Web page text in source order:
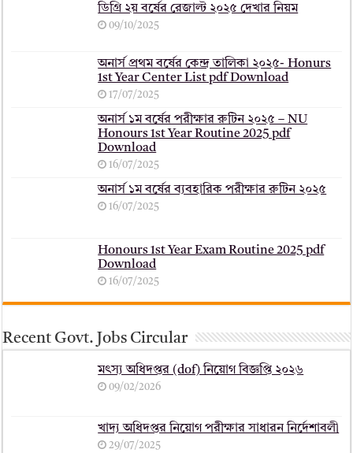
ডিগ্রি ২য় বর্ষের রেজাল্ট ২০২৫ দেখার নিয়ম
09/10/2025
অনার্স প্রথম বর্ষের কেন্দ্র তালিকা ২০২৫- Honurs
1st Year Center List pdf Download
17/07/2025
অনার্স ১ম বর্ষের পরীক্ষার রুটিন ২০২৫ – NU
Honours 1st Year Routine 2025 pdf
Download
16/07/2025
অনার্স ১ম বর্ষের ব্যবহারিক পরীক্ষার ‍রুটিন ২০২৫
16/07/2025
Honours 1st Year Exam Routine 2025 pdf
Download
16/07/2025
Recent Govt. Jobs Circular
মৎস্য অধিদপ্তর (dof) নিয়োগ বিজ্ঞপ্তি ২০২৬
09/02/2026
খাদ্য অধিদপ্তর নিয়োগ পরীক্ষার সাধারন নির্দেশাবলী
29/07/2025